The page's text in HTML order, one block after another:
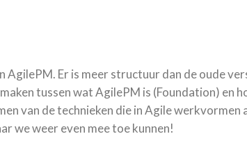
AgilePM. Er is meer structuur dan de oude
tussen wat AgilePM is (Foundation) en
van de technieken die in Agile werkvormen
we weer even mee toe kunnen!